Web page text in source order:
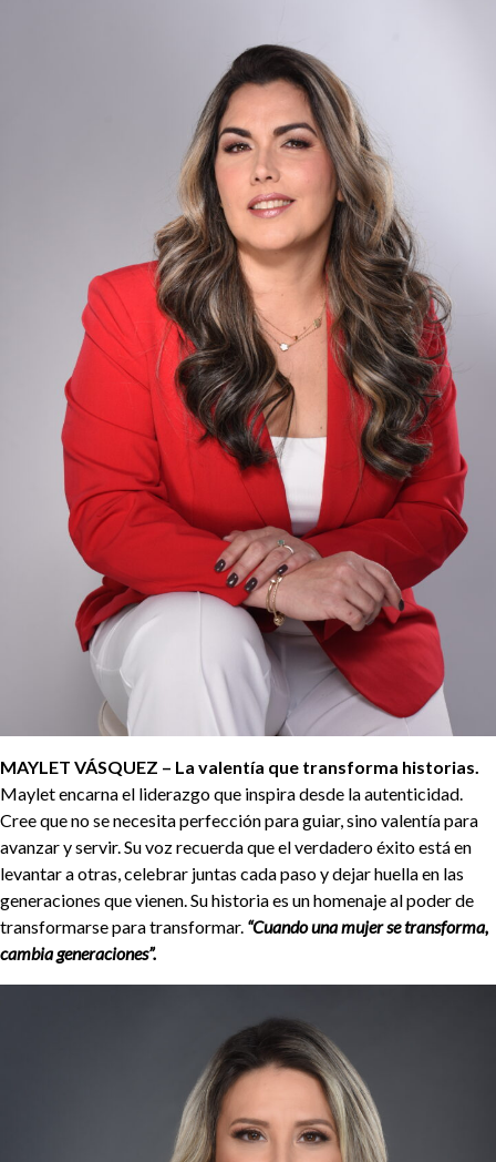
MAYLET VÁSQUEZ – La valentía que transforma historias.
Maylet encarna el liderazgo que inspira desde la autenticidad.
Cree que no se necesita perfección para guiar, sino valentía para
avanzar y servir. Su voz recuerda que el verdadero éxito está en
levantar a otras, celebrar juntas cada paso y dejar huella en las
generaciones que vienen. Su historia es un homenaje al poder de
transformarse para transformar. “Cuando una mujer se transforma,
cambia generaciones”.